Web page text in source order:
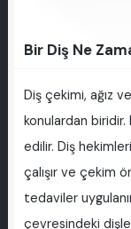
Bir Diş Ne
Diş çekimi, ağız
konulardan biridir.
edilir. Diş
çalışır ve çekim
tedaviler
çevresindeki